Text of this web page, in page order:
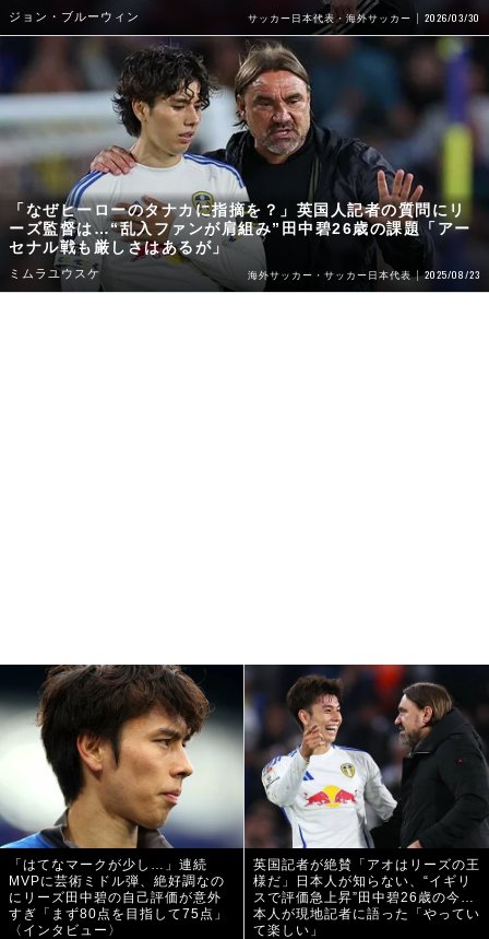
ジョン・ブルーウィン サッカー日本代表・海外サッカー 2026/03/30
「なぜヒーローのタナカに指摘を？」英国人記者の質問にリ
ーズ監督は…“乱入ファンが肩組み”田中碧26歳の課題「アー
セナル戦も厳しさはあるが」
ミムラユウスケ 海外サッカー・サッカー日本代表 2025/08/23
「はてなマークが少し…」連続
MVPに芸術ミドル弾、絶好調なの
にリーズ田中碧の自己評価が意外
すぎ「まず80点を目指して75点」
〈インタビュー〉
英国記者が絶賛「アオはリーズの王
様だ」日本人が知らない、“イギリ
スで評価急上昇”田中碧26歳の今…
本人が現地記者に語った「やってい
て楽しい」